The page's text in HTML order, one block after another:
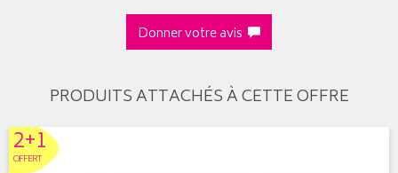
Donner votre avis
PRODUITS ATTACHÉS À CETTE OFFRE
2+1
OFFERT